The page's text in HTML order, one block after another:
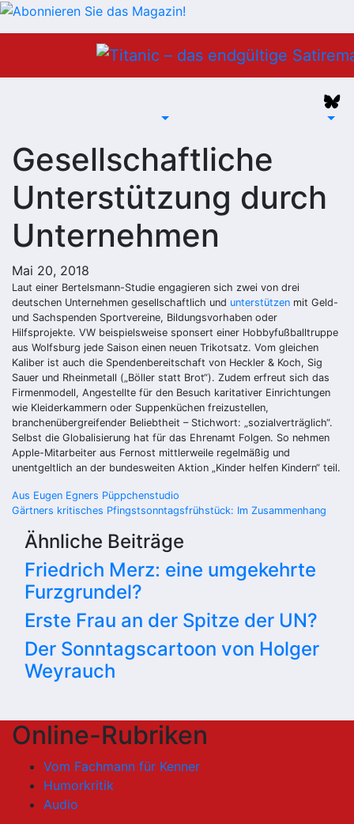
Gesellschaftliche
Unterstützung durch
Unternehmen
Mai 20, 2018
Laut einer Bertelsmann-Studie engagieren sich zwei von drei
deutschen Unternehmen gesellschaftlich und unterstützen mit Geld-
und Sachspenden Sportvereine, Bildungsvorhaben oder
Hilfsprojekte. VW beispielsweise sponsert einer Hobbyfußballtruppe
aus Wolfsburg jede Saison einen neuen Trikotsatz. Vom gleichen
Kaliber ist auch die Spendenbereitschaft von Heckler & Koch, Sig
Sauer und Rheinmetall („Böller statt Brot“). Zudem erfreut sich das
Firmenmodell, Angestellte für den Besuch karitativer Einrichtungen
wie Kleiderkammern oder Suppenküchen freizustellen,
branchenübergreifender Beliebtheit – Stichwort: „sozialverträglich“.
Selbst die Globalisierung hat für das Ehrenamt Folgen. So nehmen
Apple-Mitarbeiter aus Fernost mittlerweile regelmäßig und
unentgeltlich an der bundesweiten Aktion „Kinder helfen Kindern“ teil.
Beitragsnavigation
Aus Eugen Egners Püppchenstudio
Gärtners kritisches Pfingstsonntagsfrühstück: Im Zusammenhang
Ähnliche Beiträge
Friedrich Merz: eine umgekehrte
Furzgrundel?
Erste Frau an der Spitze der UN?
Der Sonntagscartoon von Holger
Weyrauch
Online-Rubriken
Vom Fachmann für Kenner
Humorkritik
Audio